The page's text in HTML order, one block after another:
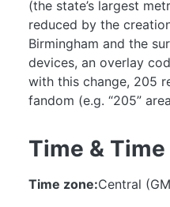
(the state’s largest
reduced by the
Birmingham and the
devices, an overlay
with this change, 205
fandom (e.g. “205”
Time &
Time zone:Central
314
636